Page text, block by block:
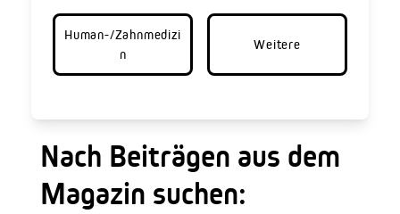
Human-/Zahnmedizi
n
Weitere
Nach Beiträgen aus dem
Magazin suchen: